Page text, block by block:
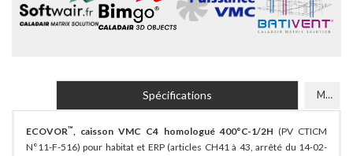
Spécifications Modèles
ECOVOR™, caisson VMC C4 homologué 400°C-1/2H (PV CTICM
N°11-F-516) pour habitat et ERP (articles CH41 à 43, arrêté du 14-02-